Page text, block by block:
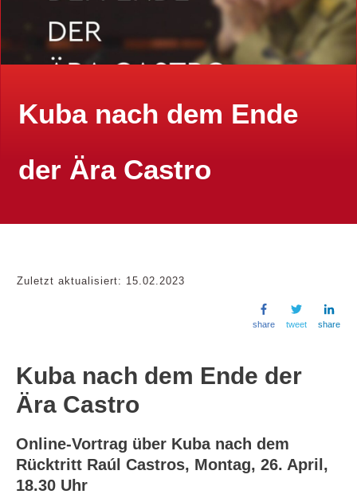
Kuba nach dem Ende
der Ära Castro
Zuletzt aktualisiert: 15.02.2023
share tweet share
Kuba nach dem Ende der
Ära Castro
Online-Vortrag über Kuba nach dem
Rücktritt Raúl Castros, Montag, 26. April,
18.30 Uhr